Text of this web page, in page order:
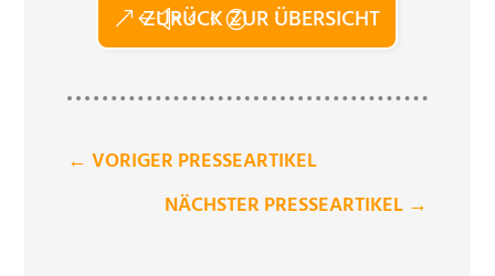
ZURÜCK ZUR ÜBERSICHT
← VORIGER PRESSEARTIKEL
NÄCHSTER PRESSEARTIKEL →